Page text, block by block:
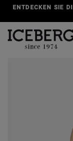
ENTDECKEN SIE